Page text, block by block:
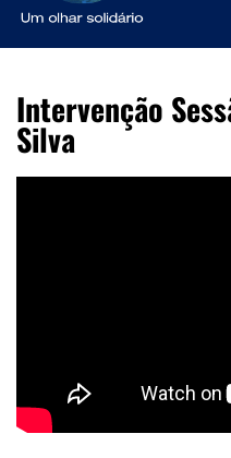
Intervenção
Silva